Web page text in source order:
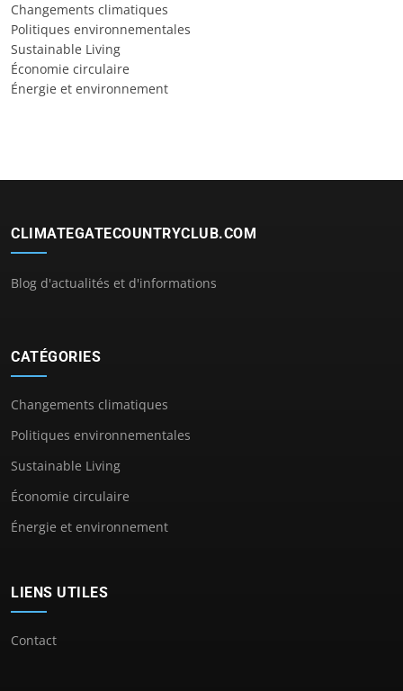
Changements climatiques
Politiques environnementales
Sustainable Living
Économie circulaire
Énergie et environnement
CLIMATEGATECOUNTRYCLUB.COM
Blog d'actualités et d'informations
CATÉGORIES
Changements climatiques
Politiques environnementales
Sustainable Living
Économie circulaire
Énergie et environnement
LIENS UTILES
Contact